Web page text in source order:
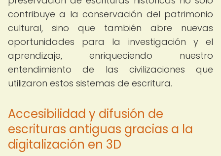
contribuye a la conservación del patrimonio
cultural, sino que también abre nuevas
oportunidades para la investigación y el
aprendizaje, enriqueciendo nuestro
entendimiento de las civilizaciones que
utilizaron estos sistemas de escritura.
Accesibilidad y difusión de
escrituras antiguas gracias a la
digitalización en 3D